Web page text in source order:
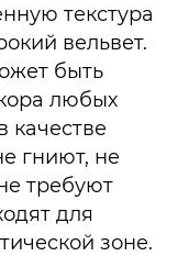
текстура
вельвет.
быть
любых
качестве
гниют, не
требуют
для
зоне.